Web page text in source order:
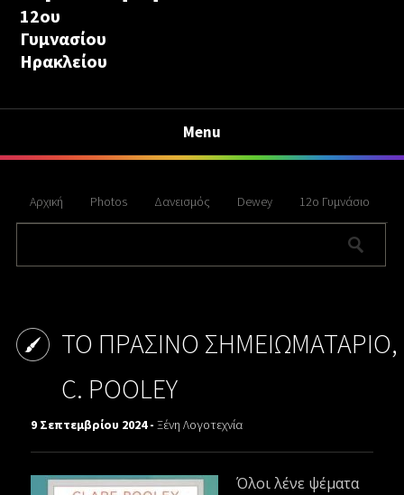
12ου
Γυμνασίου
Ηρακλείου
Menu
Αρχική Photos Δανεισμός Dewey 12ο Γυμνάσιο
ΤΟ ΠΡΑΣΙΝΟ ΣΗΜΕΙΩΜΑΤΑΡΙΟ,
C. POOLEY
9 Σεπτεμβρίου 2024 -Ξένη Λογοτεχνία
Όλοι λένε ψέματα